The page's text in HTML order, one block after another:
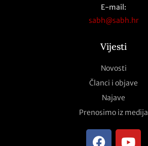
E-mail:
sabh@sabh.hr
Vijesti
Novosti
Članci i objave
Najave
Prenosimo iz medija